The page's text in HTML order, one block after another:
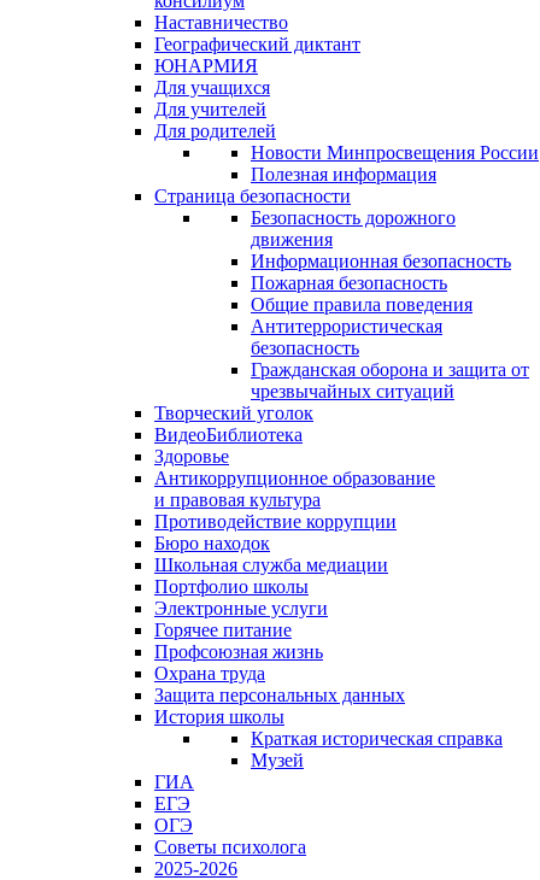
Наставничество
Географический диктант
ЮНАРМИЯ
Для учащихся
Для учителей
Для родителей
Новости Минпросвещения России
Полезная информация
Страница безопасности
Безопасность дорожного
движения
Информационная безопасность
Пожарная безопасность
Общие правила поведения
Антитеррористическая
безопасность
Гражданская оборона и защита от
чрезвычайных ситуаций
Творческий уголок
ВидеоБиблиотека
Здоровье
Антикоррупционное образование
и правовая культура
Противодействие коррупции
Бюро находок
Школьная служба медиации
Портфолио школы
Электронные услуги
Горячее питание
Профсоюзная жизнь
Охрана труда
Защита персональных данных
История школы
Краткая историческая справка
Музей
ГИА
ЕГЭ
ОГЭ
Советы психолога
2025-2026